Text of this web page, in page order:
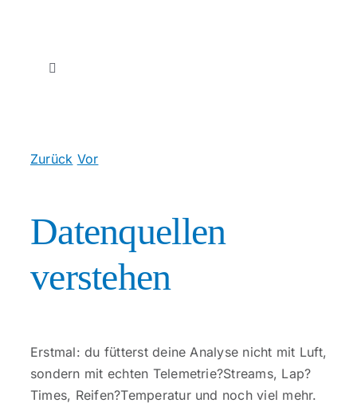
springen
Toggle
Therapien
Unsere Praxis
Kontakt
Zurück Vor
Datenquellen
verstehen
Erstmal: du fütterst deine Analyse nicht mit Luft,
sondern mit echten Telemetrie?Streams, Lap?
Times, Reifen?Temperatur und noch viel mehr.